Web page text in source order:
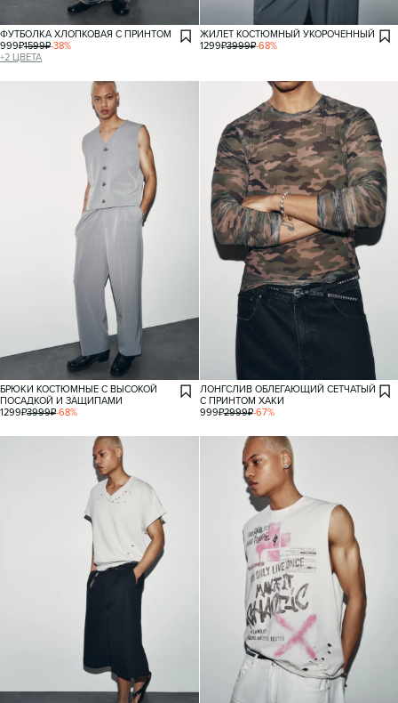
ФУТБОЛКА ХЛОПКОВАЯ С ПРИНТОМ
999₽1599₽-38%
+2 ЦВЕТА
ЖИЛЕТ КОСТЮМНЫЙ УКОРОЧЕННЫЙ
1299₽3999₽-68%
БРЮКИ КОСТЮМНЫЕ С ВЫСОКОЙ
ПОСАДКОЙ И ЗАЩИПАМИ
1299₽3999₽-68%
ЛОНГСЛИВ ОБЛЕГАЮЩИЙ СЕТЧАТЫЙ
С ПРИНТОМ ХАКИ
999₽2999₽-67%